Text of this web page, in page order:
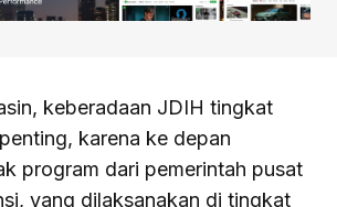
keberadaan JDIH tingkat
karena ke depan
program dari pemerintah pusat
yang dilaksanakan di tingkat